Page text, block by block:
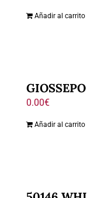
Añadir al carrito
0.00€
Añadir al carrito